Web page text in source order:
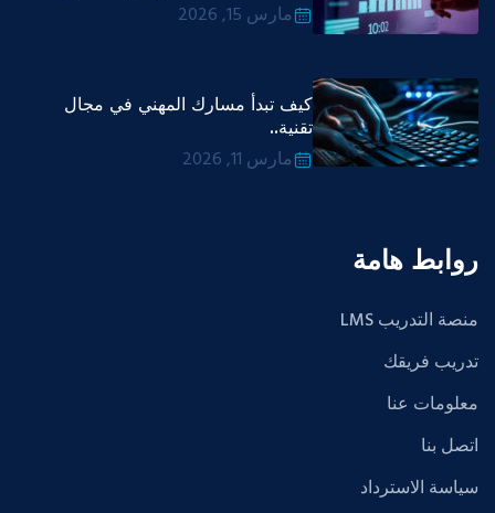
مارس 15, 2026
كيف تبدأ مسارك المهني في مجال
تقنية..
مارس 11, 2026
روابط هامة
منصة التدريب LMS
تدريب فريقك
معلومات عنا
اتصل بنا
سياسة الاسترداد